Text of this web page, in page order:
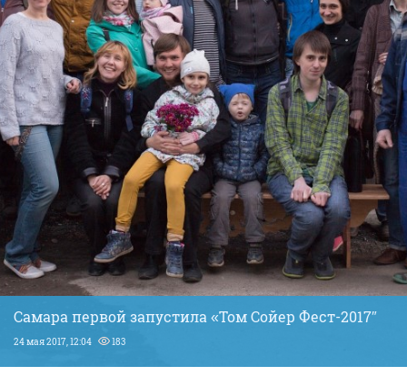
Самара первой запустила «Том Сойер Фест-2017″
24 мая 2017, 12:04 183